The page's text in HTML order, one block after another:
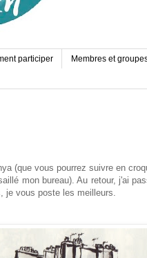
participer Membres et
(que vous pourrez suivre en
mon bureau). Au retour, j'ai
je vous poste les meilleurs.